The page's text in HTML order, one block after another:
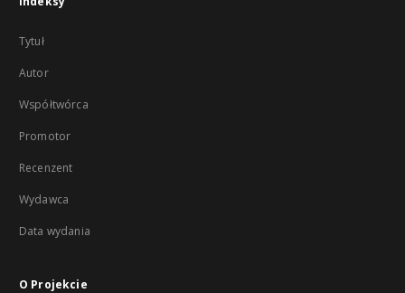
Tytuł
Autor
Współtwórca
Promotor
Recenzent
Wydawca
Data wydania
O Projekcie